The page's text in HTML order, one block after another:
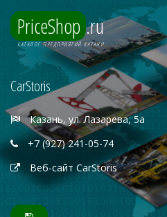
PriceShop .ru
КАТАЛОГ ПРЕДПРИЯТИЙ КАЗАНИ
CarStoris
Казань, ул. Лазарева, 5а
+7 (927) 241-05-74
Веб-сайт CarStoris